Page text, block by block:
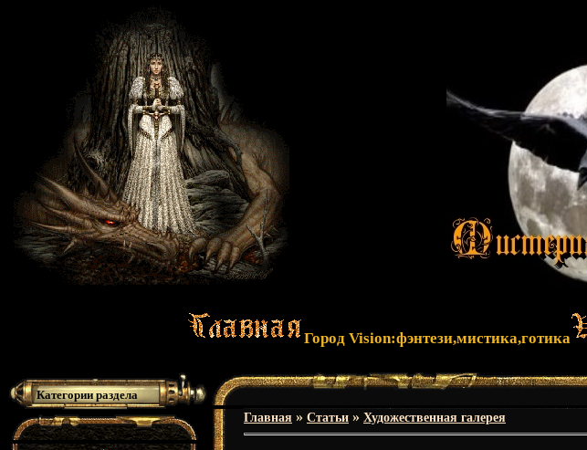
Город Vision:фэнтези,мистика,готика
Категории раздела
Главная » Статьи » Художественная галерея